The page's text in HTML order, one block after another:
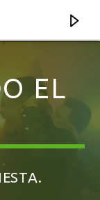
ABIERTO
EL